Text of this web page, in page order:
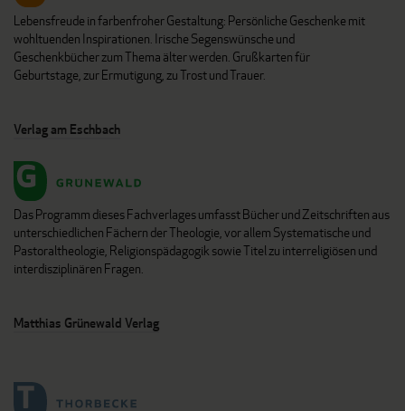
Lebensfreude in farbenfroher Gestaltung: Persönliche Geschenke mit
wohltuenden Inspirationen. Irische Segenswünsche und
Geschenkbücher zum Thema älter werden. Grußkarten für
Geburtstage, zur Ermutigung, zu Trost und Trauer.
Verlag am Eschbach
Das Programm dieses Fachverlages umfasst Bücher und Zeitschriften aus
unterschiedlichen Fächern der Theologie, vor allem Systematische und
Pastoraltheologie, Religionspädagogik sowie Titel zu interreligiösen und
interdisziplinären Fragen.
Matthias Grünewald Verlag